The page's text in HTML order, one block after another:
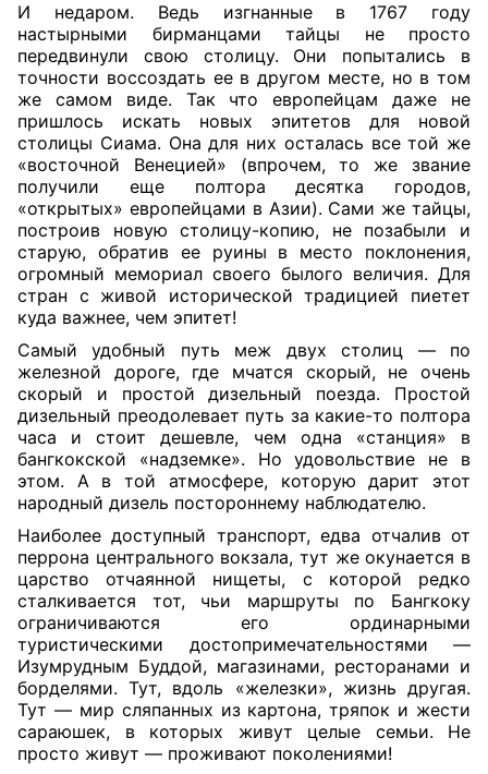
И недаром. Ведь изгнанные в 1767 году
настырными бирманцами тайцы не просто
передвинули свою столицу. Они попытались в
точности воссоздать ее в другом месте, но в том
же самом виде. Так что европейцам даже не
пришлось искать новых эпитетов для новой
столицы Сиама. Она для них осталась все той же
«восточной Венецией» (впрочем, то же звание
получили еще полтора десятка городов,
«открытых» европейцами в Азии). Сами же тайцы,
построив новую столицу-копию, не позабыли и
старую, обратив ее руины в место поклонения,
огромный мемориал своего былого величия. Для
стран с живой исторической традицией пиетет
куда важнее, чем эпитет!
Самый удобный путь меж двух столиц — по
железной дороге, где мчатся скорый, не очень
скорый и простой дизельный поезда. Простой
дизельный преодолевает путь за какие-то полтора
часа и стоит дешевле, чем одна «станция» в
бангкокской «надземке». Но удовольствие не в
этом. А в той атмосфере, которую дарит этот
народный дизель постороннему наблюдателю.
Наиболее доступный транспорт, едва отчалив от
перрона центрального вокзала, тут же окунается в
царство отчаянной нищеты, с которой редко
сталкивается тот, чьи маршруты по Бангкоку
ограничиваются его ординарными
туристическими достопримечательностями —
Изумрудным Буддой, магазинами, ресторанами и
борделями. Тут, вдоль «железки», жизнь другая.
Тут — мир сляпанных из картона, тряпок и жести
сараюшек, в которых живут целые семьи. Не
просто живут — проживают поколениями!